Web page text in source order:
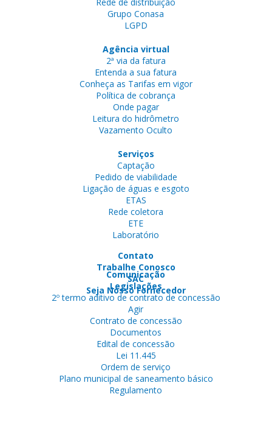
Grupo Conasa
LGPD
Agência virtual
2ª via da fatura
Entenda a sua fatura
Conheça as Tarifas em vigor
Política de cobrança
Onde pagar
Leitura do hidrômetro
Vazamento Oculto
Serviços
Captação
Pedido de viabilidade
Ligação de águas e esgoto
ETAS
Rede coletora
ETE
Laboratório
Contato
Trabalhe Conosco
SAC
Seja Nosso Fornecedor
Comunicação
Legislações
2º termo aditivo de contrato de concessão
Agir
Contrato de concessão
Documentos
Edital de concessão
Lei 11.445
Ordem de serviço
Plano municipal de saneamento básico
Regulamento